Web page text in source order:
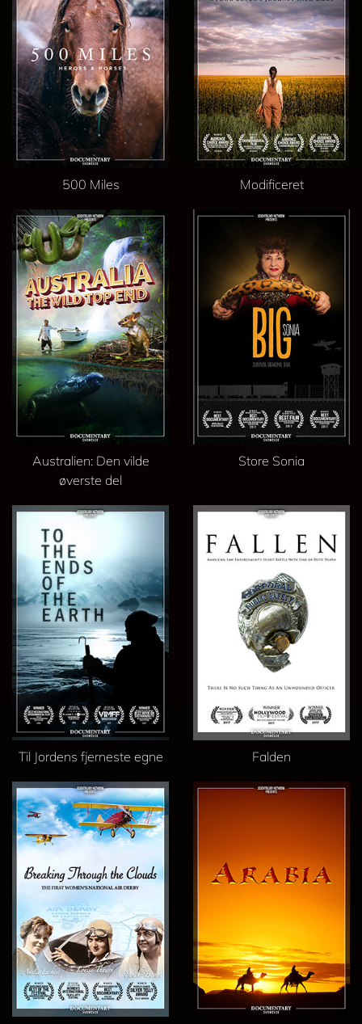
500 Miles Modificeret
Australien: Den vilde
øverste del
Store Sonia
Til Jordens fjerneste egne Falden